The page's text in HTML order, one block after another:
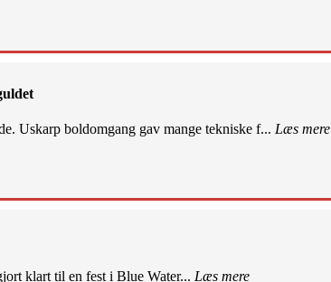
Uskarp boldomgang gav mange tekniske f... Læs mere
klart til en fest i Blue Water... Læs mere